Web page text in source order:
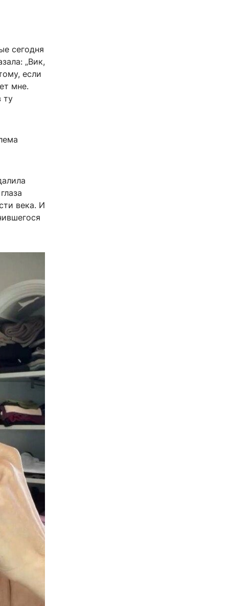
сегодня
„Вик,
если
мне.
ту
века. И